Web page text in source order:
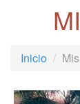
Inicio